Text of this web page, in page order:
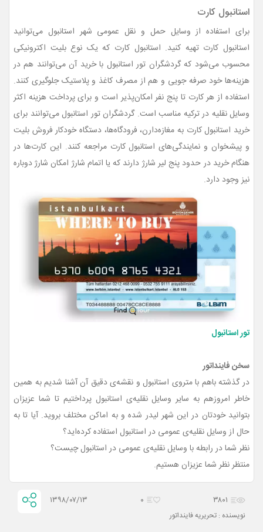
استانبول کارت
برای استفاده از وسایل حمل و نقل عمومی شهر استانبول می‌توانید
استانبول کارت تهیه کنید. استانبول کارت که یک نوع بلیت اکترونیکی
محسوب می‌شود که گردشگران تور استانبول با خرید آن می‌توانند هم در
هزینه‌ها خود صرفه جویی و هم از مصرف کاغذ و پلاستیک جلوگیری کنند.
استفاده از هر کارت تا پنج نفر امکان‌پذیر است و برای پرداخت هزینه اکثر
وسایل نقلیه در ترکیه مناسب است. گردشگران تور استانبول می‌توانند برای
خرید استانبول کارت به مغازه‌دارن، فرودگاه‌ها، دستگاه خودکار فروش بلیت
و پیشخوان و نمایندگی‌های استانبول کارت مراجعه کنند. این کارت‌ها در
هنگام خرید در حدود پنج لیر شارژ دارند که یا اتمام شارژ امکان شارژ دوباره
نیز وجود دارد.
تور استانبول
سخن فاینداتور
در گذشته باهم با متروی استانبول و نقشه‌ی دقیق آن آشنا شدیم به همین
خاطر امروزهم به سایر وسایل نقلیه‌ی استانبول پرداختیم تا شما عزیزان
بتوانید خودتان در این شهر لیدر شده و به اماکن مختلف بروید. آیا تا به
حال از وسایل نقلیه‌ی عمومی در استانبول استفاده کرده‌اید؟
نظر شما در رابطه با وسایل نقلیه‌ی عمومی در استانبول چیست؟
منتظر نظر شما عزیزان هستیم.
۳۸۰۱ ۰ ۱۳۹۸/۰۷/۱۳
نویسنده : تحریریه فاینداتور